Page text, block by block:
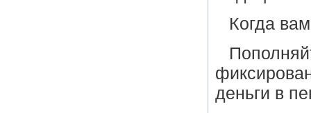
Когда
деньги в